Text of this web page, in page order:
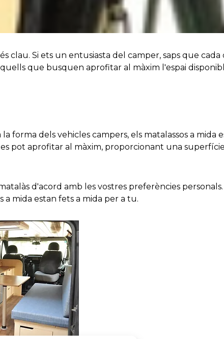
clau. Si ets un entusiasta del camper, saps que
que busquen aprofitar al màxim l'espai
dels vehicles campers, els matalassos a mida
pot aprofitar al màxim, proporcionant una
d'acord amb les vostres preferències
a mida estan fets a mida per a tu.